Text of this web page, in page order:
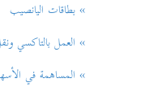
» بطاقات اليانصيب
» العمل بالتاكسي
» المساهمة في